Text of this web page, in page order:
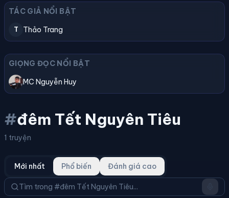
TÁC GIẢ NỔI BẬT
T Thảo Trang
GIỌNG ĐỌC NỔI BẬT
MC Nguyễn Huy
#đêm Tết Nguyên Tiêu
1 truyện
Mới nhất Phổ biến Đánh giá cao